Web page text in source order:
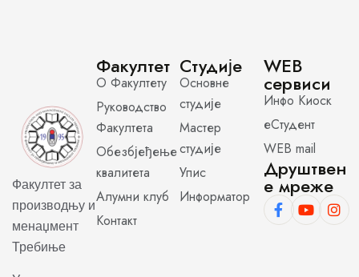
Факултет за
производњу и
менаџмент
Требиње
Факултет
О Факултету
Руководство
Факултета
Обезбјеђење
квалитета
Алумни клуб
Контакт
Студије
Основне
студије
Мастер
студије
Упис
Информатор
WEB
сервиси
Инфо Киоск
еСтудент
WEB mail
Друштвен
е мреже